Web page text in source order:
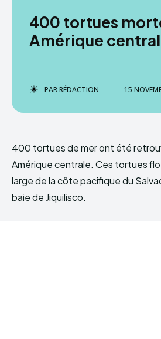
400 tortues
Amérique
PARRÉDACTION 15
400 tortues de mer ont été
Amérique centrale. Ces tortues
large de la côte pacifique du
baie de Jiquilisco.